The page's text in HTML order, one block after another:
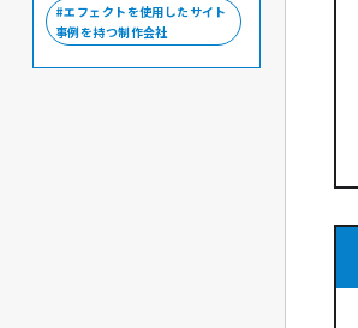
エフェクトを使用したサイト
事例を持つ制作会社